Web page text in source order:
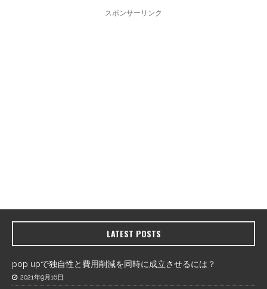
スポンサーリンク
LATEST POSTS
pop upで独自性と費用削減を同時に成立させるには？
2021年9月16日